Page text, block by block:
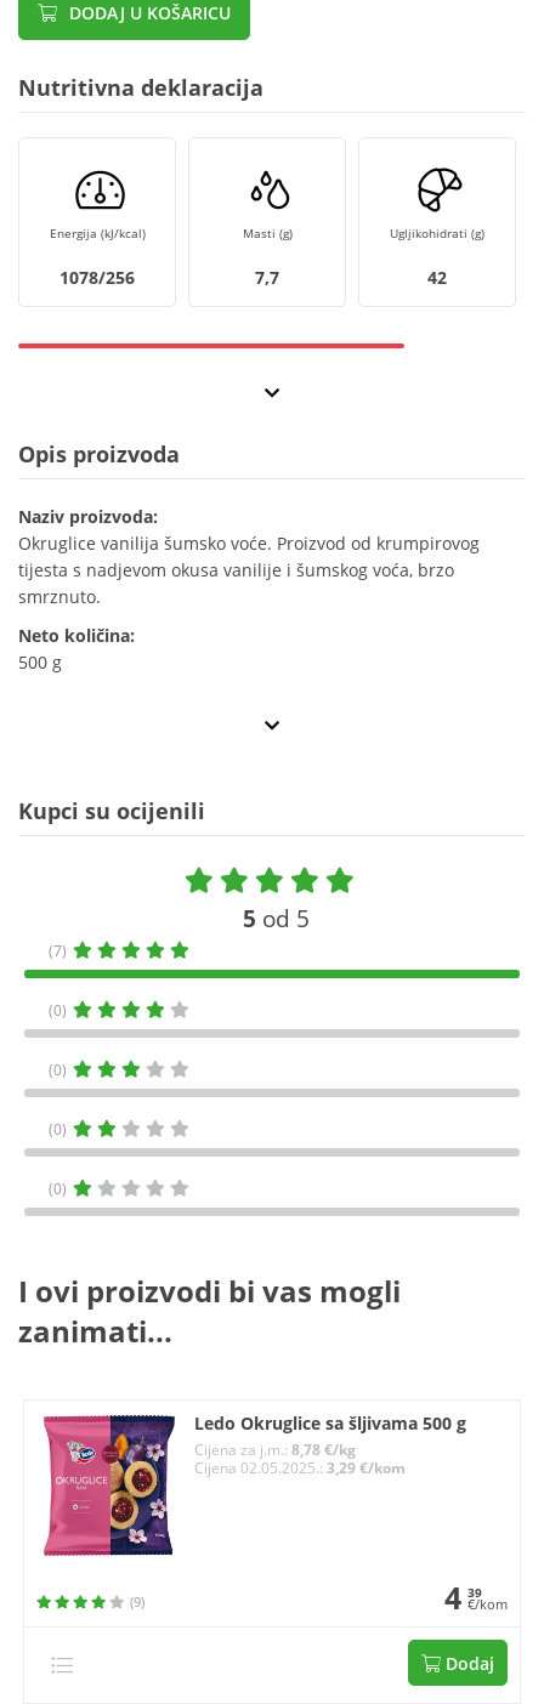
DODAJ U KOŠARICU
Nutritivna deklaracija
Energija (kJ/kcal)
1078/256
Masti (g)
7,7
Ugljikohidrati (g)
42
Opis proizvoda
Naziv proizvoda:
Okruglice vanilija šumsko voće. Proizvod od krumpirovog
tijesta s nadjevom okusa vanilije i šumskog voća, brzo
smrznuto.
Neto količina:
500 g
Kupci su ocijenili
5 od 5
(7)
(0)
(0)
(0)
(0)
I ovi proizvodi bi vas mogli
zanimati...
Ledo Okruglice sa šljivama 500 g
Cijena za j.m.:8,78 €/kg
Cijena 02.05.2025.:3,29 €/kom
(9) 4 39
€/kom
Dodaj